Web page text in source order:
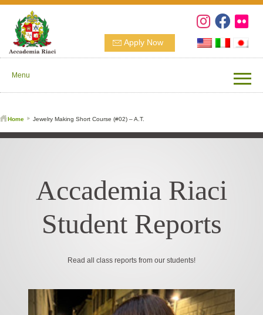
Apply Now
Menu
Home Jewelry Making Short Course (#02) – A.T.
Accademia Riaci
Student Reports
Read all class reports from our students!